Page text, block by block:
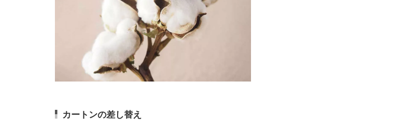
カートンの差し替え